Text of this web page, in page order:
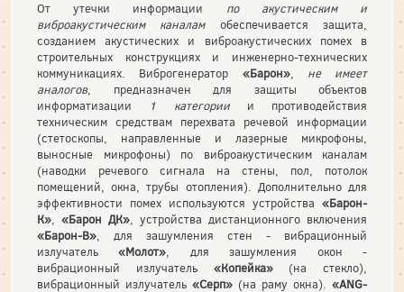
От утечки информации по акустическим и
виброакустическим каналамобеспечивается защита,
созданием акустических и виброакустических помех в
строительных конструкциях и инженерно-технических
коммуникациях. Виброгенератор «Барон», не имеет
аналогов, предназначен для защиты объектов
информатизации
1 категориии противодействия
техническим средствам перехвата речевой информации
(стетоскопы, направленные и лазерные микрофоны,
выносные микрофоны) по виброакустическим каналам
(наводки речевого сигнала на стены, пол, потолок
помещений, окна, трубы отопления). Дополнительно для
эффективности помех используются устройства «Барон-
К», «Барон ДК», устройства дистанционного включения
«Барон-В», для зашумления стен - вибрационный
излучатель «Молот», для зашумления окон -
вибрационный излучатель«Копейка»(на стекло),
вибрационный излучатель «Серп» (на раму окна). «ANG-